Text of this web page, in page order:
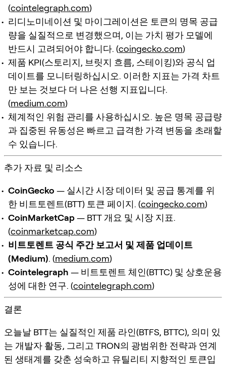
(cointelegraph.com)
리디노미네이션 및 마이그레이션은 토큰의 명목 공급
량을 실질적으로 변경했으며, 이는 가치 평가 모델에
반드시 고려되어야 합니다. (coingecko.com)
제품 KPI(스토리지, 브릿지 흐름, 스테이킹)와 공식 업
데이트를 모니터링하십시오. 이러한 지표는 가격 차트
만 보는 것보다 더 나은 선행 지표입니다.
(medium.com)
체계적인 위험 관리를 사용하십시오. 높은 명목 공급량
과 집중된 유동성은 빠르고 급격한 가격 변동을 초래할
수 있습니다.
추가 자료 및 리소스
CoinGecko — 실시간 시장 데이터 및 공급 통계를 위
한 비트토렌트(BTT) 토큰 페이지. (coingecko.com)
CoinMarketCap— BTT 개요 및 시장 지표.
(coinmarketcap.com)
비트토렌트 공식 주간 보고서 및 제품 업데이트
(Medium). (medium.com)
Cointelegraph — 비트토렌트 체인(BTTC) 및 상호운용
성에 대한 연구. (cointelegraph.com)
결론
오늘날 BTT는 실질적인 제품 라인(BTFS, BTTC), 의미 있
는 개발자 활동, 그리고 TRON의 광범위한 전략과 연계
된 생태계를 갖춘 성숙하고 유틸리티 지향적인 토큰입